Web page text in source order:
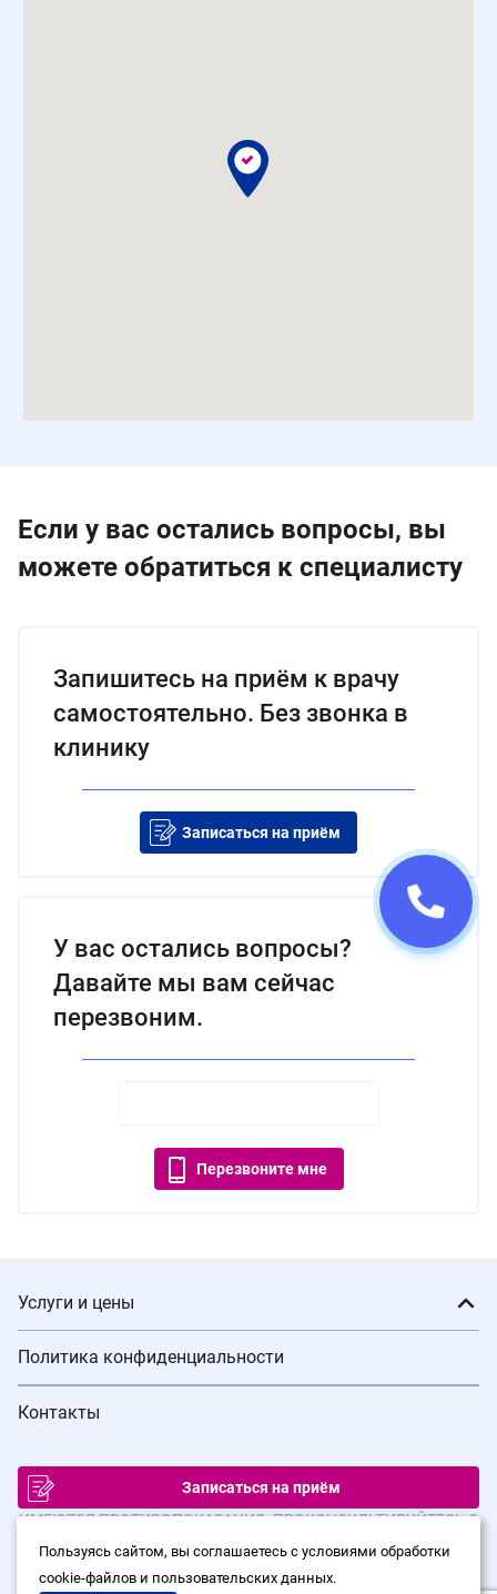
Если у вас остались вопросы, вы
можете обратиться к специалисту
Запишитесь на приём к врачу
самостоятельно. Без звонка в
клинику
Записаться на приём
У вас остались вопросы?
Давайте мы вам сейчас
перезвоним.
Перезвоните мне
Услуги и цены
Политика конфиденциальности
Контакты
Записаться на приём
ИМЕЮТСЯ ПРОТИВОПОКАЗАНИЯ. ПРОКОНСУЛЬТИРУЙТЕСЬ С
© Сеть клиник лазерной хирургии «Варикоза нет», 2026
Пользуясь сайтом, вы соглашаетесь с условиями обработки
cookie-файлов и пользовательских данных.